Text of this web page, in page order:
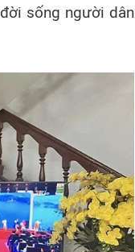
sống người dân